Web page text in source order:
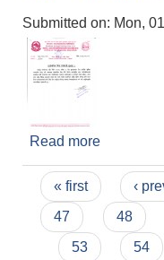
Submitted on: Mon,
Read more
सम्बन्धी
Pages
« first ‹
47
48
53
54